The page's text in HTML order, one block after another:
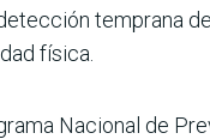
temprana
física.
Nacional de